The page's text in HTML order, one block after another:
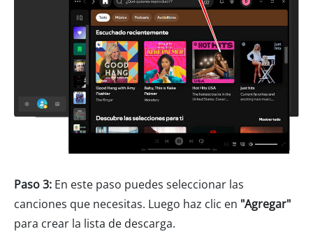
Paso 3: En este paso puedes seleccionar las
canciones que necesitas. Luego haz clic en "Agregar"
para crear la lista de descarga.